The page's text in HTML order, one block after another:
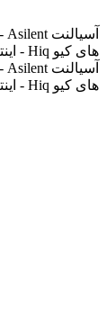
های کیو Hiq - اینتیما - های تک Hitec -
های کیو Hiq - اینتیما - های تک Hitec -